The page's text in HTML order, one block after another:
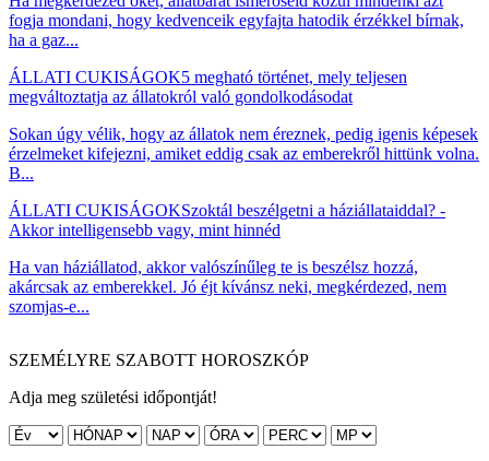
fogja mondani, hogy kedvenceik egyfajta hatodik érzékkel bírnak,
ha a gaz...
ÁLLATI CUKISÁGOK5 megható történet, mely teljesen
megváltoztatja az állatokról való gondolkodásodat
Sokan úgy vélik, hogy az állatok nem éreznek, pedig igenis képesek
érzelmeket kifejezni, amiket eddig csak az emberekről hittünk volna.
B...
ÁLLATI CUKISÁGOKSzoktál beszélgetni a háziállataiddal? -
Akkor intelligensebb vagy, mint hinnéd
Ha van háziállatod, akkor valószínűleg te is beszélsz hozzá,
akárcsak az emberekkel. Jó éjt kívánsz neki, megkérdezed, nem
szomjas-e...
SZEMÉLYRE SZABOTT HOROSZKÓP
Adja meg születési időpontját!